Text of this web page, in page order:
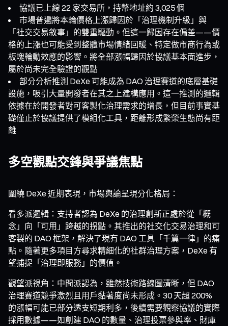
協議已上線 22 家交易所，持幣地址約 3,025 個
市場普遍將本輪價格上漲歸因於「治理機制升級」與
「社交交易敘事」的雙重驅動。但這一歸因存在偏差——價
格的上漲也可能受到整體市場情緒回暖、特定做市商行為或
板塊輪動效應的影響。將全部漲幅歸因於協議基本面進步，
屬於尚未完全驗證的觀點
部分分析推測 DeXe 可能成為 DAO 治理賽道的底層基礎
設施，吸引大量開發者在其之上建構應用。這一推測的邏輯
依據在於開發者對可客製化治理需求的增長，但目前事實基
礎僅止於協議提供了模組化工具，距離形成繁榮生態尚有距
離
多空觀點交鋒與爭議焦點
圍繞 DeXe 近期表現，市場輿論呈現分化格局：
看多派邏輯：支持者認為 DeXe 的治理創新正處於從「概
念」向「可用」跨越的拐點。其推出的社交化交易治理和可
客製的 DAO 框架，解決了現有 DAO 工具「千篇一律」的痛
點。隨著更多項目方尋求精細化的社群治理方案，DeXe 有
望捕捉「治理即服務」的價值。
觀望派視角：中間派認為，雖然技術路線圖清晰，但 DAO
治理賽道競爭激烈且用戶黏著度尚未形成。30 天超 200%
的漲幅可能已部分透支短期利多，後續需要觀察協議的實際
採用數據——如創建 DAO 的數量、治理投票參與率、財庫